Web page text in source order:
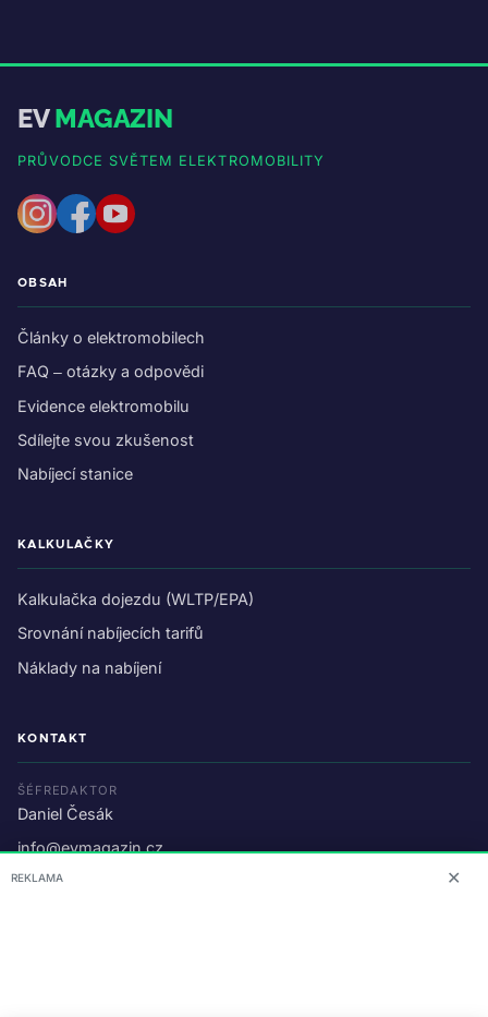
EVMAGAZIN
PRŮVODCE SVĚTEM ELEKTROMOBILITY
OBSAH
Články o elektromobilech
FAQ – otázky a odpovědi
Evidence elektromobilu
Sdílejte svou zkušenost
Nabíjecí stanice
KALKULAČKY
Kalkulačka dojezdu (WLTP/EPA)
Srovnání nabíjecích tarifů
Náklady na nabíjení
KONTAKT
ŠÉFREDAKTOR
Daniel Česák
info@evmagazin.cz
O nás
REKLAMA ✕